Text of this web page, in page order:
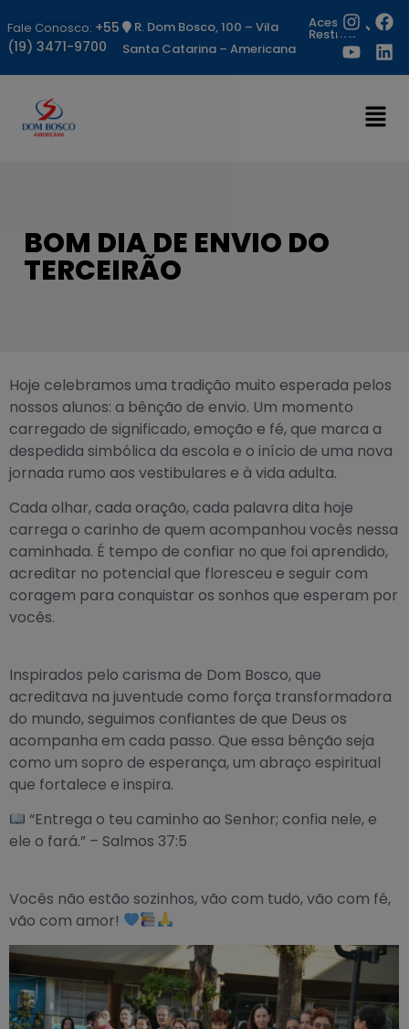
Fale Conosco: +55
(19) 3471-9700
R. Dom Bosco, 100 – Vila
Santa Catarina – Americana
Acesso
Restrito
BOM DIA DE ENVIO DO
TERCEIRÃO
Hoje celebramos uma tradição muito esperada pelos
nossos alunos: a bênção de envio. Um momento
carregado de significado, emoção e fé, que marca a
despedida simbólica da escola e o início de uma nova
jornada rumo aos vestibulares e à vida adulta.
Cada olhar, cada oração, cada palavra dita hoje
carrega o carinho de quem acompanhou vocês nessa
caminhada. É tempo de confiar no que foi aprendido,
acreditar no potencial que floresceu e seguir com
coragem para conquistar os sonhos que esperam por
vocês.
Inspirados pelo carisma de Dom Bosco, que
acreditava na juventude como força transformadora
do mundo, seguimos confiantes de que Deus os
acompanha em cada passo. Que essa bênção seja
como um sopro de esperança, um abraço espiritual
que fortalece e inspira.
“Entrega o teu caminho ao Senhor; confia nele, e
ele o fará.” – Salmos 37:5
Vocês não estão sozinhos, vão com tudo, vão com fé,
vão com amor!